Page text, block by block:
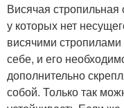
Висячая стропильная
у которых нет
висячими
себе, и его
дополнительно
собой. Только так